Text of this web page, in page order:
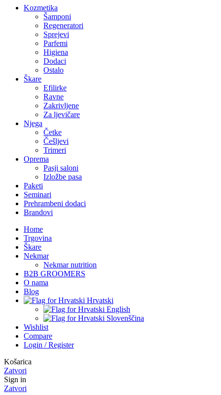
Kozmetika
Šamponi
Regeneratori
Sprejevi
Parfemi
Higiena
Dodaci
Ostalo
Škare
Efilirke
Ravne
Zakrivljene
Za ljevičare
Njega
Četke
Češljevi
Trimeri
Oprema
Pasji saloni
Izložbe pasa
Paketi
Seminari
Prehrambeni dodaci
Brandovi
Home
Trgovina
Škare
Nekmar
Nekmar nutrition
B2B GROOMERS
O nama
Blog
Hrvatski
English
Slovenščina
Wishlist
Compare
Login / Register
Košarica
Zatvori
Sign in
Zatvori